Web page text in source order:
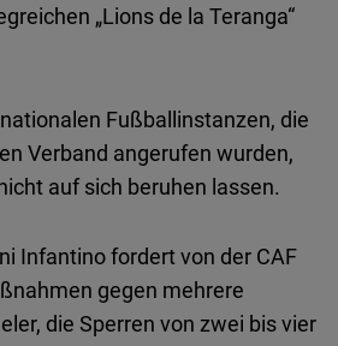
„Lions de la Teranga“
Fußballinstanzen, die
Verband angerufen wurden,
auf sich beruhen lassen.
Infantino fordert von der CAF
gegen mehrere
die Sperren von zwei bis vier